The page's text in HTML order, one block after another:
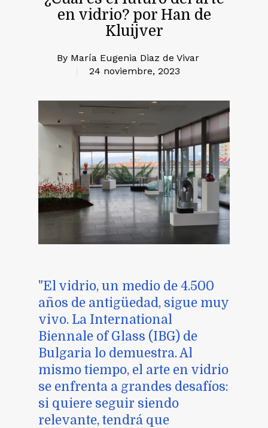
en vidrio? por Han de
Kluijver
By María Eugenia Diaz de Vivar
24 noviembre, 2023
"El vidrio, un medio de 4.500
años de antigüedad, sigue muy
vivo. La International
Biennale of Glass (IBG) de
Bulgaria lo demuestra. Al
mismo tiempo, el arte en vidrio
se enfrenta a grandes desafíos:
si quiere seguir siendo
relevante, tendrá que